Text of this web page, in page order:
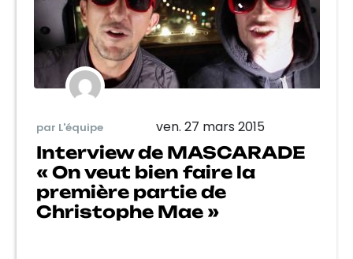
par L'équipe ven. 27 mars 2015
Interview de MASCARADE
« On veut bien faire la
première partie de
Christophe Mae »